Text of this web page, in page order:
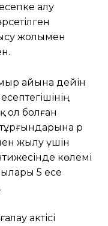
алу
жолымен
айына дейін
ол болған
әр
жылу үшін
көлемі
5 есе
актісі